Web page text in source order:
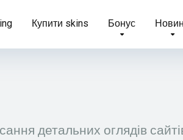
Купити skins Бонус
детальних оглядів